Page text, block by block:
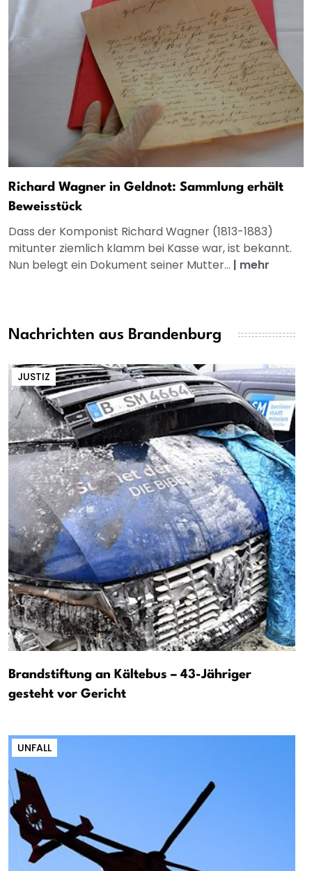
Richard Wagner in Geldnot: Sammlung erhält
Beweisstück
Dass der Komponist Richard Wagner (1813-1883)
mitunter ziemlich klamm bei Kasse war, ist bekannt.
Nun belegt ein Dokument seiner Mutter... | mehr
Nachrichten aus Brandenburg
JUSTIZ
Brandstiftung an Kältebus – 43-Jähriger
gesteht vor Gericht
UNFALL